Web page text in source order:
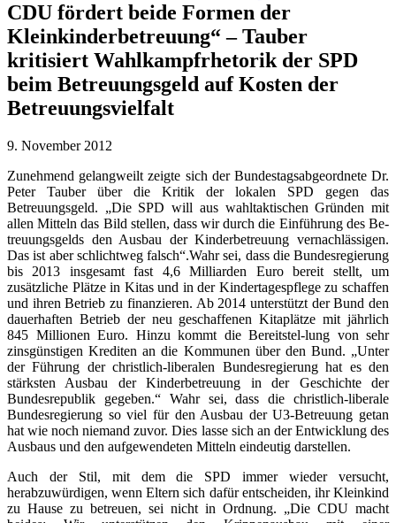
CDU fördert beide Formen der
Kleinkinderbetreuung“ – Tauber
kritisiert Wahlkampfrhetorik der SPD
beim Betreuungsgeld auf Kosten der
Betreuungsvielfalt
9. November 2012
Zunehmend gelangweilt zeigte sich der Bundestagsabgeordnete Dr.
Peter Tauber über die Kritik der lokalen SPD gegen das
Betreuungsgeld. „Die SPD will aus wahltaktischen Gründen mit
allen Mitteln das Bild stellen, dass wir durch die Einführung des Be-
treuungsgelds den Ausbau der Kinderbetreuung vernachlässigen.
Das ist aber schlichtweg falsch“.Wahr sei, dass die Bundesregierung
bis 2013 insgesamt fast 4,6 Milliarden Euro bereit stellt, um
zusätzliche Plätze in Kitas und in der Kindertagespflege zu schaffen
und ihren Betrieb zu finanzieren. Ab 2014 unterstützt der Bund den
dauerhaften Betrieb der neu geschaffenen Kitaplätze mit jährlich
845 Millionen Euro. Hinzu kommt die Bereitstel-lung von sehr
zinsgünstigen Krediten an die Kommunen über den Bund. „Unter
der Führung der christlich-liberalen Bundesregierung hat es den
stärksten Ausbau der Kinderbetreuung in der Geschichte der
Bundesrepublik gegeben.“ Wahr sei, dass die christlich-liberale
Bundesregierung so viel für den Ausbau der U3-Betreuung getan
hat wie noch niemand zuvor. Dies lasse sich an der Entwicklung des
Ausbaus und den aufgewendeten Mitteln eindeutig darstellen.
Auch der Stil, mit dem die SPD immer wieder versucht,
herabzuwürdigen, wenn Eltern sich dafür entscheiden, ihr Kleinkind
zu Hause zu betreuen, sei nicht in Ordnung. „Die CDU macht